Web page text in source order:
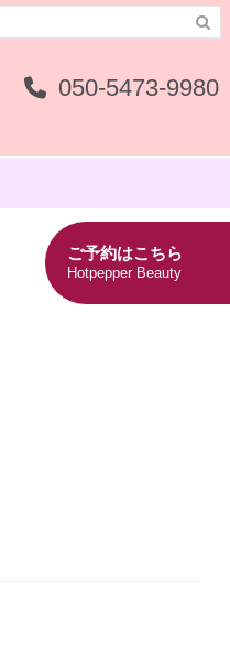

050-5473-9980
ご予約はこちら
Hotpepper Beauty